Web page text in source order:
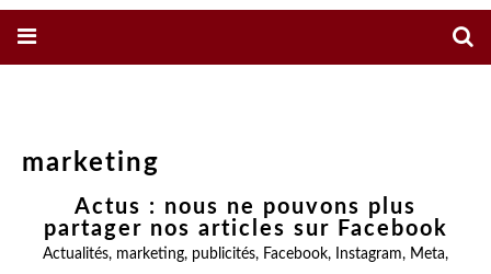
marketing
Actus : nous ne pouvons plus
partager nos articles sur Facebook
Actualités, marketing, publicités, Facebook, Instagram, Meta,